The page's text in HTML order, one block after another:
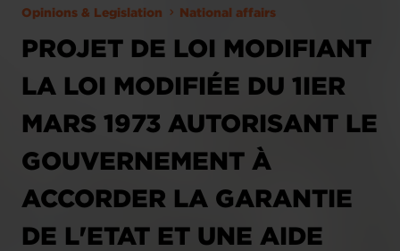
Opinions & Legislation National affairs
PROJET DE LOI MODIFIANT
LA LOI MODIFIÉE DU 1IER
MARS 1973 AUTORISANT LE
GOUVERNEMENT À
ACCORDER LA GARANTIE
DE L'ETAT ET UNE AIDE